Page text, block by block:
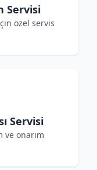
Servisi
özel servis
Servisi
ve onarım